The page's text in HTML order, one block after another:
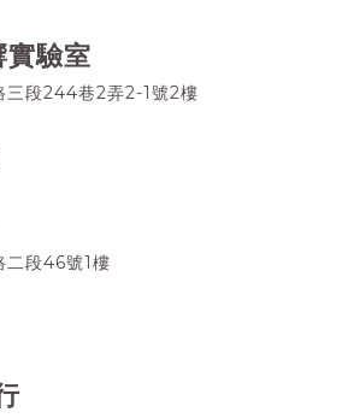
驗室
三段244巷2弄2-1號2樓
二段46號1樓